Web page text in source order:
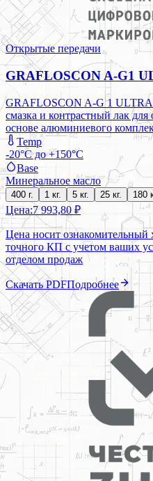
Открытые передачи
GRAFLOSCON A-G1
GRAFLOSCON A-G 1
смазка и контрастный лак
основе алюминиевого
Temp
-20°C до +150°C
Base
Минеральное масло
400 г. 1 кг. 5 кг. 25 кг. 180
Цена:7 993,80 ₽
Цена носит ознакомительный
точного КП с учетом ваших
отделом продаж
Скачать PDFПодробнее